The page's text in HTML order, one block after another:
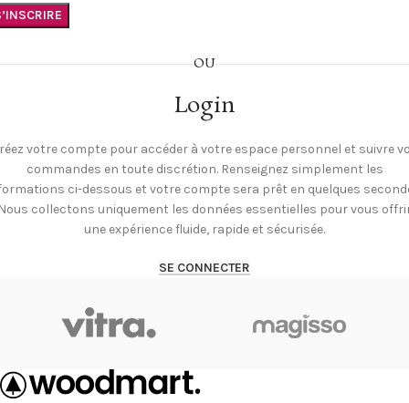
OU
Login
votre compte pour accéder à votre espace personnel et suivre
commandes en toute discrétion. Renseignez simplement les
ci-dessous et votre compte sera prêt en quelques
collectons uniquement les données essentielles pour vous
une expérience fluide, rapide et sécurisée.
SE CONNECTER